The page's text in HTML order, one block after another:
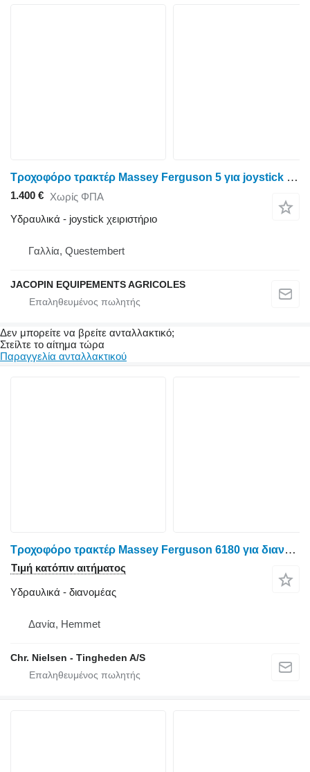
Τροχοφόρο τρακτέρ Massey Ferguson 5 για joystick χειριστήριο SMS 6249012M91
1.400 € Χωρίς ΦΠΑ
Υδραυλικά - joystick χειριστήριο
Γαλλία, Questembert
JACOPIN EQUIPEMENTS AGRICOLES
Δεν μπορείτε να βρείτε ανταλλακτικό;
Στείλτε το αίτημα τώρα
Παραγγελία ανταλλακτικού
Τροχοφόρο τρακτέρ Massey Ferguson 6180 για διανομέας
Τιμή κατόπιν αιτήματος
Υδραυλικά - διανομέας
Δανία, Hemmet
Chr. Nielsen - Tingheden A/S